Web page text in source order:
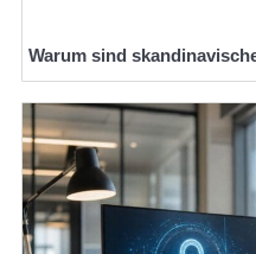
Warum sind